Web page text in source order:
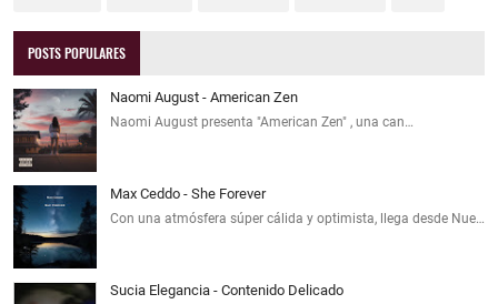
POSTS POPULARES
Naomi August - American Zen
Naomi August presenta "American Zen" , una can…
Max Ceddo - She Forever
Con una atmósfera súper cálida y optimista, llega desde Nue…
Sucia Elegancia - Contenido Delicado